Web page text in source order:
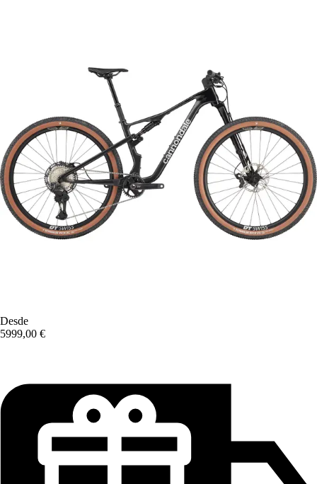
Desde
5999,00 €